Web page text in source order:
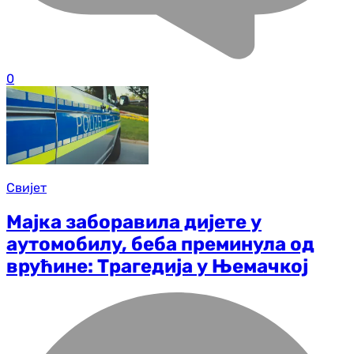
0
Свијет
Мајка заборавила дијете у
аутомобилу, беба преминула од
врућине: Трагедија у Њемачкој